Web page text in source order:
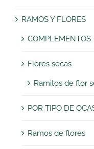
RAMOS Y FLORES
COMPLEMENTOS
Flores secas
Ramitos de flor
POR TIPO DE
Ramos de flores